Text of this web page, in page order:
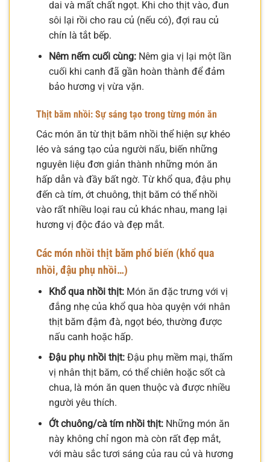
dai và mất chất ngọt. Khi cho thịt vào, đun
sôi lại rồi cho rau củ (nếu có), đợi rau củ
chín là tắt bếp.
Nêm nếm cuối cùng:Nêm gia vị lại một lần
cuối khi canh đã gần hoàn thành để đảm
bảo hương vị vừa vặn.
Thịt băm nhồi: Sự sáng tạo trong từng món ăn
Các món ăn từ thịt băm nhồi thể hiện sự khéo
léo và sáng tạo của người nấu, biến những
nguyên liệu đơn giản thành những món ăn
hấp dẫn và đầy bất ngờ. Từ khổ qua, đậu phụ
đến cà tím, ớt chuông, thịt băm có thể nhồi
vào rất nhiều loại rau củ khác nhau, mang lại
hương vị độc đáo và đẹp mắt.
Các món nhồi thịt băm phổ biến (khổ qua
nhồi, đậu phụ nhồi…)
Khổ qua nhồi thịt:Món ăn đặc trưng với vị
đắng nhẹ của khổ qua hòa quyện với nhân
thịt băm đậm đà, ngọt béo, thường được
nấu canh hoặc hấp.
Đậu phụ nhồi thịt:Đậu phụ mềm mại, thấm
vị nhân thịt băm, có thể chiên hoặc sốt cà
chua, là món ăn quen thuộc và được nhiều
người yêu thích.
Ớt chuông/cà tím nhồi thịt:Những món ăn
này không chỉ ngon mà còn rất đẹp mắt,
với màu sắc tươi sáng của rau củ và hương